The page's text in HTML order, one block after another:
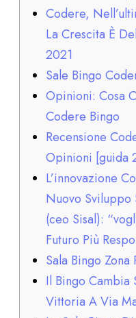
Codere,
La Crescita È
2021
Sale Bingo
Opinioni: Cosa
Codere Bingo
Recensione
Opinioni [guida
L’innovazione
Nuovo Sviluppo
(ceo Sisal):
Futuro Più
Sala Bingo Zona
Il Bingo Cambia
Vittoria A Via